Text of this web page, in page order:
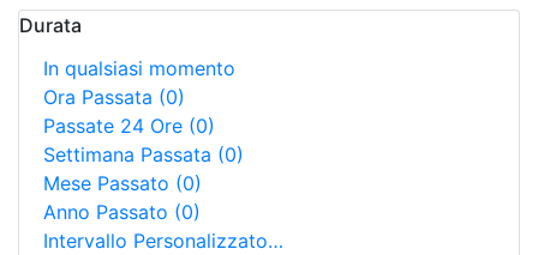
Durata
In qualsiasi momento
Ora Passata (0)
Passate 24 Ore (0)
Settimana Passata (0)
Mese Passato (0)
Anno Passato (0)
Intervallo Personalizzato…